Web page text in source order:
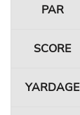
PAR
SCORE
YARDAGE